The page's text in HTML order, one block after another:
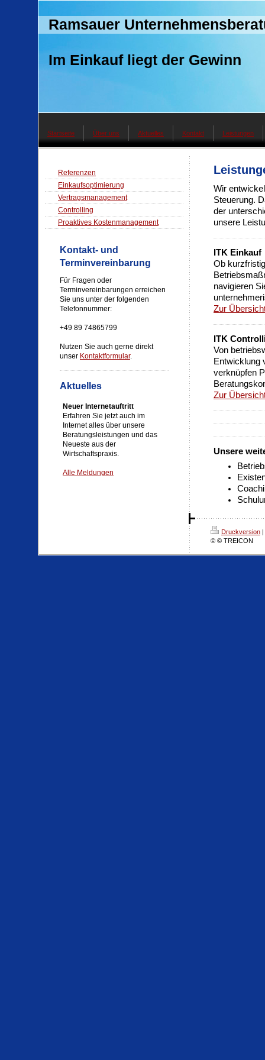
Ramsauer
Im Einkauf liegt der Gewinn
Startseite Über uns Aktuelles Kontakt Leistungen
Referenzen
Einkaufsoptimierung
Vertragsmanagement
Controlling
Proaktives Kostenmanagement
Kontakt- und
Terminvereinbarung
Für Fragen oder
Terminvereinbarungen erreichen
Sie uns unter der folgenden
Telefonnummer:
+49 89 74865799
Nutzen Sie auch gerne direkt
unser Kontaktformular.
Aktuelles
Neuer Internetauftritt
Erfahren Sie jetzt auch im
Internet alles über unsere
Beratungsleistungen und das
Neueste aus der
Wirtschaftspraxis.
Alle Meldungen
Wir
Steuerung.
der
unsere
ITK Einkauf
Ob
navigieren
Zur
ITK
Von
Entwicklung
verknüpfen
Zur
Unsere
Druckversion |
© © TREICON